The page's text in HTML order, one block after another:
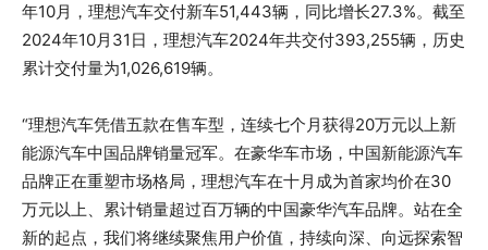
年10月，理想汽车交付新车51,443辆，同比增长27.3%。截至
2024年10月31日，理想汽车2024年共交付393,255辆，历史
累计交付量为1,026,619辆。
“理想汽车凭借五款在售车型，连续七个月获得20万元以上新
能源汽车中国品牌销量冠军。在豪华车市场，中国新能源汽车
品牌正在重塑市场格局，理想汽车在十月成为首家均价在30
万元以上、累计销量超过百万辆的中国豪华汽车品牌。站在全
新的起点，我们将继续聚焦用户价值，持续向深、向远探索智